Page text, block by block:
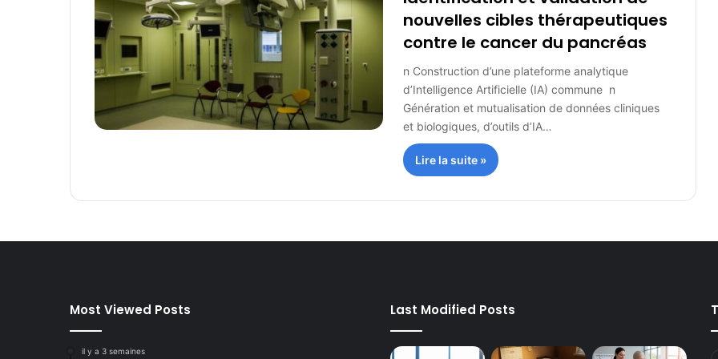
nouvelles cibles thérapeutiques
contre le cancer du pancréas
n Construction d’une plateforme analytique
d’Intelligence Artificielle (IA) commune n
Génération et mutualisation de données cliniques
et biologiques, d’outils d’IA…
Lire la suite »
Most Viewed Posts
il y a 3 semaines
Last Modified Posts